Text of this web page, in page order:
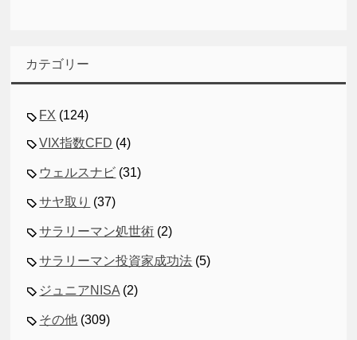
カテゴリー
FX (124)
VIX指数CFD (4)
ウェルスナビ (31)
サヤ取り (37)
サラリーマン処世術 (2)
サラリーマン投資家成功法 (5)
ジュニアNISA (2)
その他 (309)